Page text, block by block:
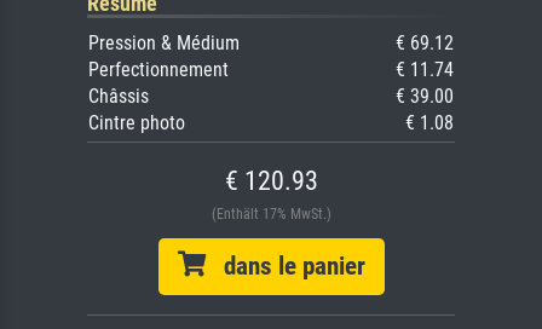
Pression & Médium
€ 69.12
Perfectionnement
€ 11.74
Châssis
€ 39.00
Cintre photo
€ 1.08
€ 120.93
(Enthält 17% MwSt.)
dans le panier